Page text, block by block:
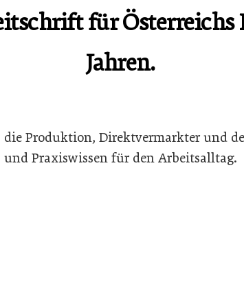
für Österreichs
Jahren.
die Produktion, Direktvermarkter und
Praxiswissen für den Arbeitsalltag.